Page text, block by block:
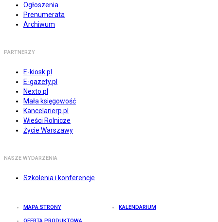
Ogłoszenia
Prenumerata
Archiwum
PARTNERZY
E-kiosk.pl
E-gazety.pl
Nexto.pl
Mała księgowość
Kancelarierp.pl
Wieści Rolnicze
Życie Warszawy
NASZE WYDARZENIA
Szkolenia i konferencje
MAPA STRONY KALENDARIUM